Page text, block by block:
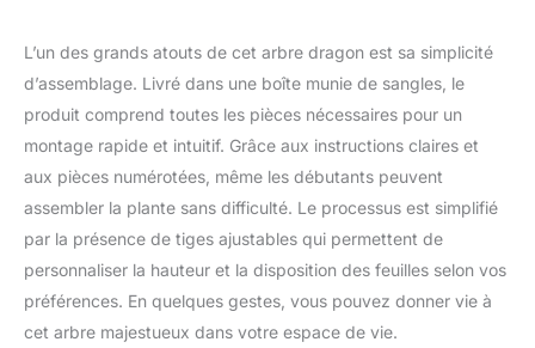
à l'extérieur FACILE À
ASSEMBLER : Notre
arbre artificiel est facile à
assembler, il suffit
les trous correspondants
du tronc et de gonfler les
feuilles pour obtenir
l'apparence souhaitée
VIBRANCE ARTIFICIELLE
: Les dracaena artificielle
ont une fraîcheur
L’un des grands atouts de cet arbre dragon est sa simplicité
d’assemblage. Livré dans une boîte munie de sangles, le
produit comprend toutes les pièces nécessaires pour un
montage rapide et intuitif. Grâce aux instructions claires et
aux pièces numérotées, même les débutants peuvent
assembler la plante sans difficulté. Le processus est simplifié
par la présence de tiges ajustables qui permettent de
personnaliser la hauteur et la disposition des feuilles selon vos
préférences. En quelques gestes, vous pouvez donner vie à
cet arbre majestueux dans votre espace de vie.